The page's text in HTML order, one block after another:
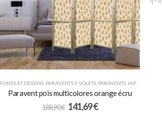
FONDS ET DESSINS, PARAVENTS 5 VOLETS, PARAVENTS JAPONAIS
Paravent pois multicolores orange écru
188,90€ 141,69€